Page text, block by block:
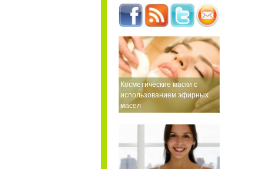
Косметические маски с
использованием эфирных
масел